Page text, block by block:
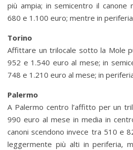
più ampia; in semicentro il canone
680 e 1.100 euro; mentre in
Torino
Affittare un trilocale sotto la Mole
952 e 1.540 euro al mese; in
748 e 1.210 euro al mese; in
Palermo
A Palermo centro l’affitto per un
990 euro al mese in media in
canoni scendono invece tra 510 e
leggermente più alti in periferia,